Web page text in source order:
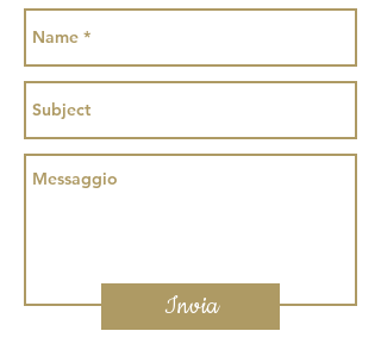
Invia